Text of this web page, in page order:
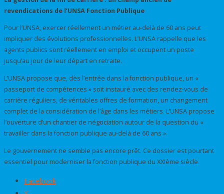
revendications de l’UNSA Fonction Publique
Pour l’UNSA, exercer réellement un métier au-delà de 60 ans peut
impliquer des évolutions professionnelles. L’UNSA rappelle que les
agents publics sont réellement en emploi et occupent un poste
jusqu’au jour de leur départ en retraite.
L’UNSA propose que, dès l’entrée dans la fonction publique, un «
passeport de compétences » soit instauré avec des rendez-vous de
carrière réguliers, de véritables offres de formation, un changement
complet de la considération de l’âge dans les métiers. L’UNSA propose
l’ouverture d’un chantier de négociation autour de la question du «
travailler dans la fonction publique au-delà de 60 ans ».
Le gouvernement ne semble pas encore prêt. Ce dossier est pourtant
essentiel pour moderniser la fonction publique du XXIème siècle.
Facebook